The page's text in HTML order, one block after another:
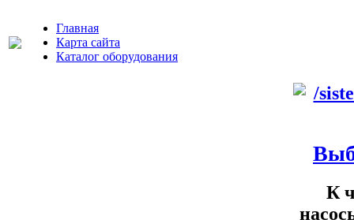
Главная
Карта сайта
Каталог оборудования
К